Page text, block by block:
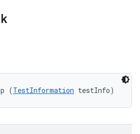
(TestInformation testInfo)